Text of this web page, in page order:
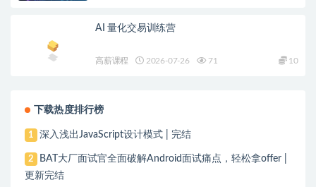
AI 量化交易训练营
高薪课程 2026-07-26 71 10
下载热度排行榜
1 深入浅出JavaScript设计模式 | 完结
2
BAT大厂面试官全面破解Android面试痛点，轻松拿offer |
更新完结